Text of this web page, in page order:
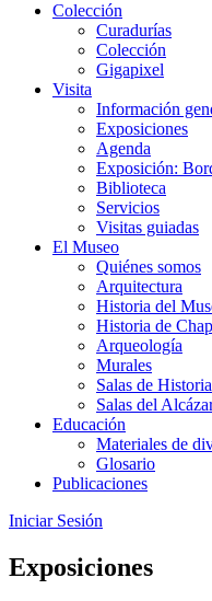
Colección
Curadurías
Colección
Gigapixel
Visita
Información
Exposiciones
Agenda
Exposición:
Biblioteca
Servicios
Visitas guiadas
El Museo
Quiénes somos
Arquitectura
Historia del
Historia de
Arqueología
Murales
Salas de Historia
Salas del
Educación
Materiales de
Glosario
Publicaciones
Iniciar Sesión
Exposiciones